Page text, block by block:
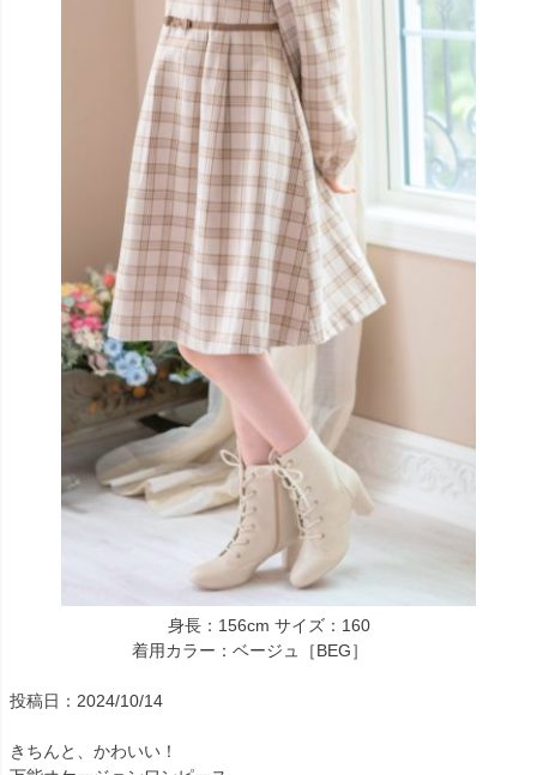
身長：156cm サイズ：160
着用カラー：ベージュ［BEG］
投稿日：2024/10/14
きちんと、かわいい！